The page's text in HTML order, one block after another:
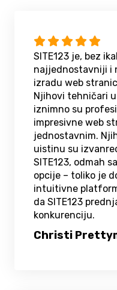
SITE123 je, bez
najjednostavniji i
izradu web
Njihovi tehničari
iznimno su
impresivne web
jednostavnim.
uistinu su
SITE123, odmah
opcije – toliko je
intuitivne
da SITE123
konkurenciju.
Christi